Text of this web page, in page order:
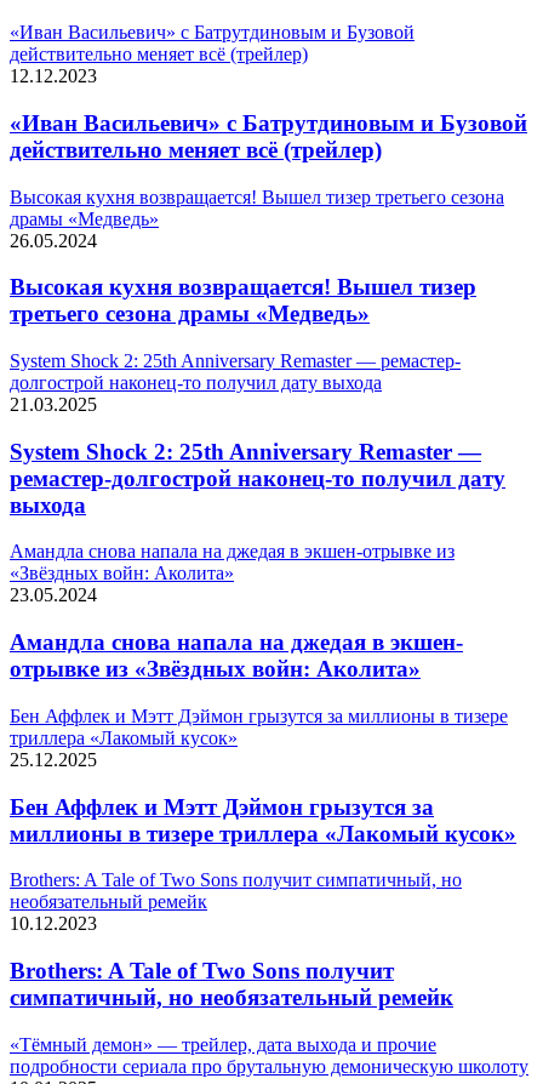
«Иван Васильевич» с Батрутдиновым и Бузовой
действительно меняет всё (трейлер)
12.12.2023
«Иван Васильевич» с Батрутдиновым и Бузовой
действительно меняет всё (трейлер)
Высокая кухня возвращается! Вышел тизер третьего сезона
драмы «Медведь»
26.05.2024
Высокая кухня возвращается! Вышел тизер
третьего сезона драмы «Медведь»
System Shock 2: 25th Anniversary Remaster — ремастер-
долгострой наконец-то получил дату выхода
21.03.2025
System Shock 2: 25th Anniversary Remaster —
ремастер-долгострой наконец-то получил дату
выхода
Амандла снова напала на джедая в экшен-отрывке из
«Звёздных войн: Аколита»
23.05.2024
Амандла снова напала на джедая в экшен-
отрывке из «Звёздных войн: Аколита»
Бен Аффлек и Мэтт Дэймон грызутся за миллионы в тизере
триллера «Лакомый кусок»
25.12.2025
Бен Аффлек и Мэтт Дэймон грызутся за
миллионы в тизере триллера «Лакомый кусок»
Brothers: A Tale of Two Sons получит симпатичный, но
необязательный ремейк
10.12.2023
Brothers: A Tale of Two Sons получит
симпатичный, но необязательный ремейк
«Тёмный демон» — трейлер, дата выхода и прочие
подробности сериала про брутальную демоническую школоту